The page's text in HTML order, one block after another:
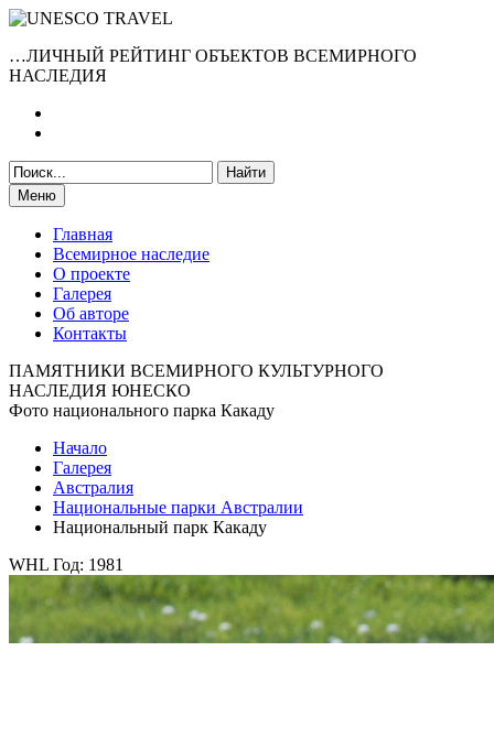
…ЛИЧНЫЙ РЕЙТИНГ ОБЪЕКТОВ ВСЕМИРНОГО
НАСЛЕДИЯ
Меню
Главная
Всемирное наследие
О проекте
Галерея
Об авторе
Контакты
ПАМЯТНИКИ ВСЕМИРНОГО КУЛЬТУРНОГО
НАСЛЕДИЯ ЮНЕСКО
Фото национального парка Какаду
Начало
Галерея
Австралия
Национальные парки Австралии
Национальный парк Какаду
WHL Год: 1981